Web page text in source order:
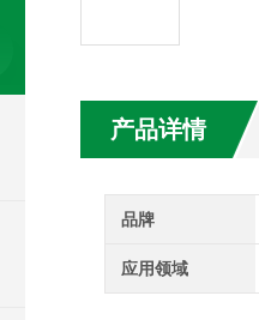
产品详情
品牌
应用领域